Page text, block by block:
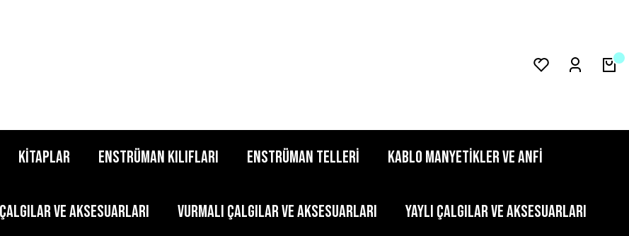
KİTAPLAR ENSTRÜMAN KILIFLARI ENSTRÜMAN TELLERİ KABLO MANYETİKLER VE ANFİ
VE AKSESUARLARI VURMALI ÇALGILAR VE AKSESUARLARI YAYLI ÇALGILAR VE AKSESUARLARI